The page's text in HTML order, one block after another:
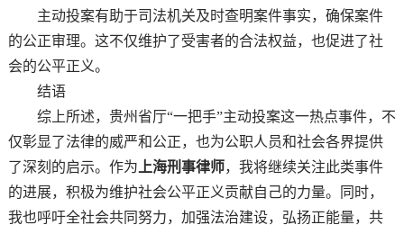
主动投案有助于司法机关及时查明案件事实，确保案件
的公正审理。这不仅维护了受害者的合法权益，也促进了社
会的公平正义。
结语
综上所述，贵州省厅“一把手”主动投案这一热点事件，不
仅彰显了法律的威严和公正，也为公职人员和社会各界提供
了深刻的启示。作为 上海刑事律师，我将继续关注此类事件
的进展，积极为维护社会公平正义贡献自己的力量。同时，
我也呼吁全社会共同努力，加强法治建设，弘扬正能量，共